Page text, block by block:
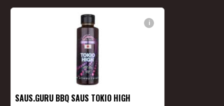
i
SAUS.GURU BBQ SAUS TOKIO HIGH